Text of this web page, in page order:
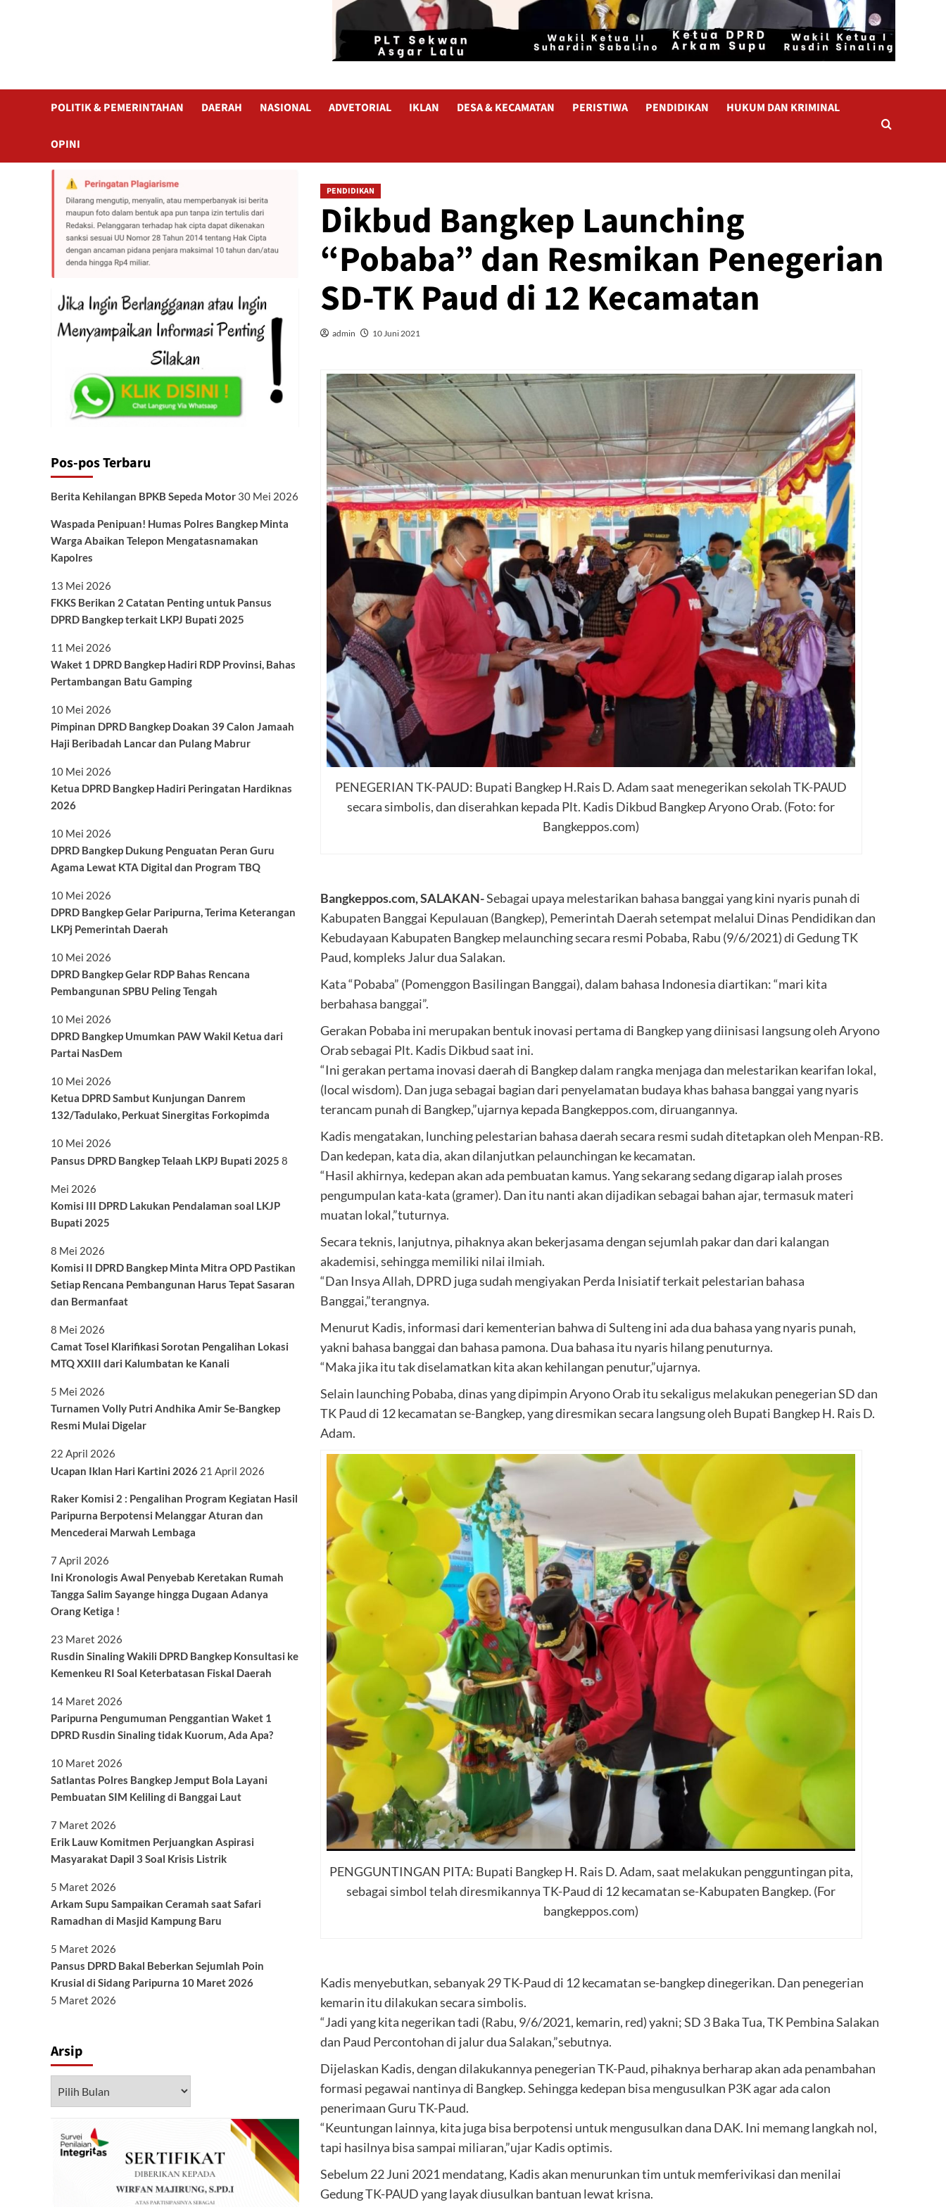
POLITIK & PEMERINTAHAN DAERAH NASIONAL ADVETORIAL IKLAN DESA & KECAMATAN PERISTIWA PENDIDIKAN HUKUM DAN KRIMINAL
OPINI
PENDIDIKAN
Dikbud Bangkep Launching
“Pobaba” dan Resmikan Penegerian
SD-TK Paud di 12 Kecamatan
admin 10 Juni 2021
PENEGERIAN TK-PAUD: Bupati Bangkep H.Rais D. Adam saat menegerikan sekolah TK-PAUD
secara simbolis, dan diserahkan kepada Plt. Kadis Dikbud Bangkep Aryono Orab. (Foto: for
Bangkeppos.com)
Bangkeppos.com, SALAKAN-Sebagai upaya melestarikan bahasa banggai yang kini nyaris punah di
Kabupaten Banggai Kepulauan (Bangkep), Pemerintah Daerah setempat melalui Dinas Pendidikan dan
Kebudayaan Kabupaten Bangkep melaunching secara resmi Pobaba, Rabu (9/6/2021) di Gedung TK
Paud, kompleks Jalur dua Salakan.
Kata “Pobaba” (Pomenggon Basilingan Banggai), dalam bahasa Indonesia diartikan: “mari kita
berbahasa banggai”.
Gerakan Pobaba ini merupakan bentuk inovasi pertama di Bangkep yang diinisasi langsung oleh Aryono
Orab sebagai Plt. Kadis Dikbud saat ini.
“Ini gerakan pertama inovasi daerah di Bangkep dalam rangka menjaga dan melestarikan kearifan lokal,
(local wisdom). Dan juga sebagai bagian dari penyelamatan budaya khas bahasa banggai yang nyaris
terancam punah di Bangkep,”ujarnya kepada Bangkeppos.com, diruangannya.
Kadis mengatakan, lunching pelestarian bahasa daerah secara resmi sudah ditetapkan oleh Menpan-RB.
Dan kedepan, kata dia, akan dilanjutkan pelaunchingan ke kecamatan.
“Hasil akhirnya, kedepan akan ada pembuatan kamus. Yang sekarang sedang digarap ialah proses
pengumpulan kata-kata (gramer). Dan itu nanti akan dijadikan sebagai bahan ajar, termasuk materi
muatan lokal,”tuturnya.
Secara teknis, lanjutnya, pihaknya akan bekerjasama dengan sejumlah pakar dan dari kalangan
akademisi, sehingga memiliki nilai ilmiah.
“Dan Insya Allah, DPRD juga sudah mengiyakan Perda Inisiatif terkait pelestarian bahasa
Banggai,”terangnya.
Menurut Kadis, informasi dari kementerian bahwa di Sulteng ini ada dua bahasa yang nyaris punah,
yakni bahasa banggai dan bahasa pamona. Dua bahasa itu nyaris hilang penuturnya.
“Maka jika itu tak diselamatkan kita akan kehilangan penutur,”ujarnya.
Selain launching Pobaba, dinas yang dipimpin Aryono Orab itu sekaligus melakukan penegerian SD dan
TK Paud di 12 kecamatan se-Bangkep, yang diresmikan secara langsung oleh Bupati Bangkep H. Rais D.
Adam.
PENGGUNTINGAN PITA: Bupati Bangkep H. Rais D. Adam, saat melakukan pengguntingan pita,
sebagai simbol telah diresmikannya TK-Paud di 12 kecamatan se-Kabupaten Bangkep. (For
bangkeppos.com)
Kadis menyebutkan, sebanyak 29 TK-Paud di 12 kecamatan se-bangkep dinegerikan. Dan penegerian
kemarin itu dilakukan secara simbolis.
“Jadi yang kita negerikan tadi (Rabu, 9/6/2021, kemarin, red) yakni; SD 3 Baka Tua, TK Pembina Salakan
dan Paud Percontohan di jalur dua Salakan,”sebutnya.
Dijelaskan Kadis, dengan dilakukannya penegerian TK-Paud, pihaknya berharap akan ada penambahan
formasi pegawai nantinya di Bangkep. Sehingga kedepan bisa mengusulkan P3K agar ada calon
penerimaan Guru TK-Paud.
“Keuntungan lainnya, kita juga bisa berpotensi untuk mengusulkan dana DAK. Ini memang langkah nol,
tapi hasilnya bisa sampai miliaran,”ujar Kadis optimis.
Sebelum 22 Juni 2021 mendatang, Kadis akan menurunkan tim untuk memferivikasi dan menilai
Gedung TK-PAUD yang layak diusulkan bantuan lewat krisna.
Pos-pos Terbaru
Berita Kehilangan BPKB Sepeda Motor 30 Mei 2026
Waspada Penipuan! Humas Polres Bangkep Minta
Warga Abaikan Telepon Mengatasnamakan
Kapolres
13 Mei 2026
FKKS Berikan 2 Catatan Penting untuk Pansus
DPRD Bangkep terkait LKPJ Bupati 2025
11 Mei 2026
Waket 1 DPRD Bangkep Hadiri RDP Provinsi, Bahas
Pertambangan Batu Gamping
10 Mei 2026
Pimpinan DPRD Bangkep Doakan 39 Calon Jamaah
Haji Beribadah Lancar dan Pulang Mabrur
10 Mei 2026
Ketua DPRD Bangkep Hadiri Peringatan Hardiknas
2026
10 Mei 2026
DPRD Bangkep Dukung Penguatan Peran Guru
Agama Lewat KTA Digital dan Program TBQ
10 Mei 2026
DPRD Bangkep Gelar Paripurna, Terima Keterangan
LKPj Pemerintah Daerah
10 Mei 2026
DPRD Bangkep Gelar RDP Bahas Rencana
Pembangunan SPBU Peling Tengah
10 Mei 2026
DPRD Bangkep Umumkan PAW Wakil Ketua dari
Partai NasDem
10 Mei 2026
Ketua DPRD Sambut Kunjungan Danrem
132/Tadulako, Perkuat Sinergitas Forkopimda
10 Mei 2026
Pansus DPRD Bangkep Telaah LKPJ Bupati 2025 8
Mei 2026
Komisi III DPRD Lakukan Pendalaman soal LKJP
Bupati 2025
8 Mei 2026
Komisi II DPRD Bangkep Minta Mitra OPD Pastikan
Setiap Rencana Pembangunan Harus Tepat Sasaran
dan Bermanfaat
8 Mei 2026
Camat Tosel Klarifikasi Sorotan Pengalihan Lokasi
MTQ XXIII dari Kalumbatan ke Kanali
5 Mei 2026
Turnamen Volly Putri Andhika Amir Se-Bangkep
Resmi Mulai Digelar
22 April 2026
Ucapan Iklan Hari Kartini 2026 21 April 2026
Raker Komisi 2 : Pengalihan Program Kegiatan Hasil
Paripurna Berpotensi Melanggar Aturan dan
Mencederai Marwah Lembaga
7 April 2026
Ini Kronologis Awal Penyebab Keretakan Rumah
Tangga Salim Sayange hingga Dugaan Adanya
Orang Ketiga !
23 Maret 2026
Rusdin Sinaling Wakili DPRD Bangkep Konsultasi ke
Kemenkeu RI Soal Keterbatasan Fiskal Daerah
14 Maret 2026
Paripurna Pengumuman Penggantian Waket 1
DPRD Rusdin Sinaling tidak Kuorum, Ada Apa?
10 Maret 2026
Satlantas Polres Bangkep Jemput Bola Layani
Pembuatan SIM Keliling di Banggai Laut
7 Maret 2026
Erik Lauw Komitmen Perjuangkan Aspirasi
Masyarakat Dapil 3 Soal Krisis Listrik
5 Maret 2026
Arkam Supu Sampaikan Ceramah saat Safari
Ramadhan di Masjid Kampung Baru
5 Maret 2026
Pansus DPRD Bakal Beberkan Sejumlah Poin
Krusial di Sidang Paripurna 10 Maret 2026
5 Maret 2026
Arsip